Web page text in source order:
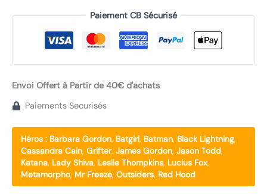
Paiement CB Sécurisé
Envoi Offert à Partir de 40€ d'achats
Paiements Securisés
Héros : Barbara Gordon, Batgirl, Batman, Black Lightning,
Cassandra Cain, Grifter, James Gordon, Jason Todd,
Katana, Lady Shiva, Leslie Thompkins, Lucius Fox,
Metamorpho, Mr Freeze, Outsiders, Red Hood